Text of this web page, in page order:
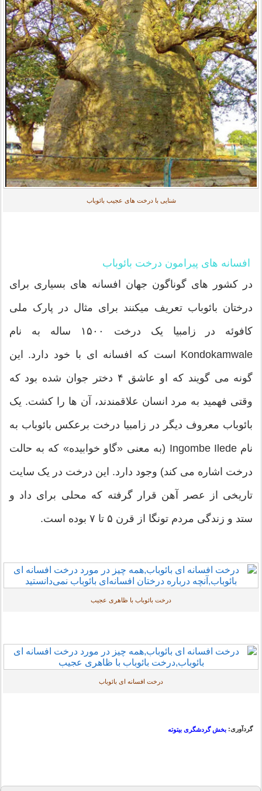
شنایی با درخت های عجیب بائوباب
افسانه های پیرامون درخت بائوباب
در کشور های گوناگون جهان افسانه های بسیاری برای
درختان بائوباب تعریف میکنند برای مثال در پارک ملی
کافوئه در زامبیا یک درخت ۱۵۰۰ ساله به نام
Kondokamwale است که افسانه ای با خود دارد. این
گونه می گویند که او عاشق ۴ دختر جوان شده بود که
وقتی فهمید به مرد انسان علاقمندند، آن ها را کشت. یک
بائوباب معروف دیگر در زامبیا درخت برعکس بائوباب به
نام Ingombe Ilede (به معنی «گاو خوابیده» که به حالت
درخت اشاره می کند) وجود دارد. این درخت در یک سایت
تاریخی از عصر آهن قرار گرفته که محلی برای داد و
ستد و زندگی مردم تونگا از قرن ۵ تا ۷ بوده است.
درخت بائوباب با ظاهری عجیب
درخت افسانه ای بائوباب
گردآوری: بخش گردشگری بیتوته